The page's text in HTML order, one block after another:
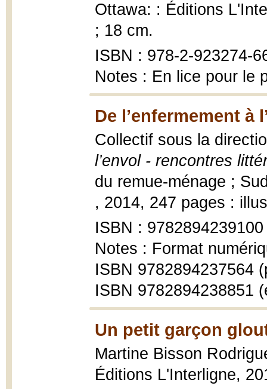
Ottawa: : Éditions
; 18 cm.
ISBN : 978-2-923274-
Notes : En lice pour le
De l’enfermement à
Collectif sous la
l’envol - rencontres
du remue-ménage ;
, 2014, 247 pages :
ISBN : 9782894239100
Notes : Format
ISBN 9782894237564
ISBN 9782894238851
Un petit garçon
Martine Bisson
Éditions L'Interligne,